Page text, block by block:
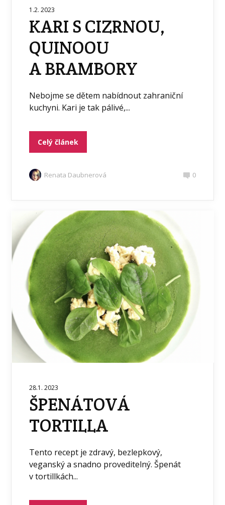
1.2. 2023
KARI S CIZRNOU,
QUINOOU
A BRAMBORY
Nebojme se dětem nabídnout zahraniční
kuchyni. Kari je tak pálivé,...
Celý článek
Renata Daubnerová 0
28.1. 2023
ŠPENÁTOVÁ
TORTILLA
Tento recept je zdravý, bezlepkový,
veganský a snadno proveditelný. Špenát
v tortillkách...